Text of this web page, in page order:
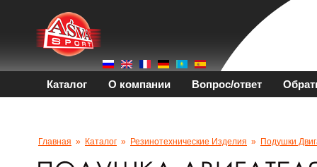
Каталог О компании Вопрос/ответ
Главная » Каталог » Резинотехнические Изделия » Подушки